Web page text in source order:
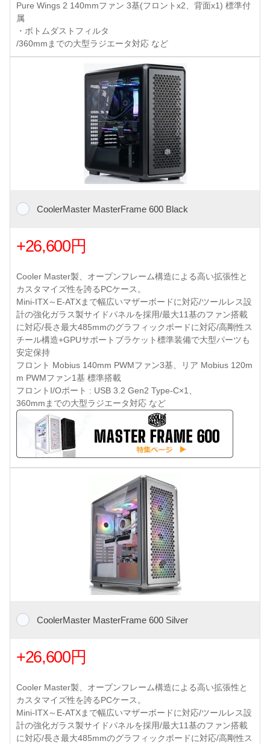
Pure Wings 2 140mmファン 3基(フロントx2、背面x1) 標準付
属
・ボトムダストフィルタ
/360mmまでの大型ラジエータ対応 など
CoolerMaster MasterFrame 600 Black
+26,600円
Cooler Master製、オープンフレーム構造による高い拡張性と
カスタマイズ性を誇るPCケース。
Mini-ITX～E-ATXまで幅広いマザーボードに対応/ツールレス設
計の強化ガラス製サイドパネルを採用/最大11基のファン搭載
に対応/長さ最大485mmのグラフィックボードに対応/高剛性ス
チール構造+GPUサポートブラケット標準装備で大型パーツも
安定保持
フロント Mobius 140mm PWMファン3基、リア Mobius 120m
m PWMファン1基 標準搭載
フロントI/Oポート : USB 3.2 Gen2 Type-C×1、
360mmまでの大型ラジエータ対応 など
CoolerMaster MasterFrame 600 Silver
+26,600円
Cooler Master製、オープンフレーム構造による高い拡張性と
カスタマイズ性を誇るPCケース。
Mini-ITX～E-ATXまで幅広いマザーボードに対応/ツールレス設
計の強化ガラス製サイドパネルを採用/最大11基のファン搭載
に対応/長さ最大485mmのグラフィックボードに対応/高剛性ス